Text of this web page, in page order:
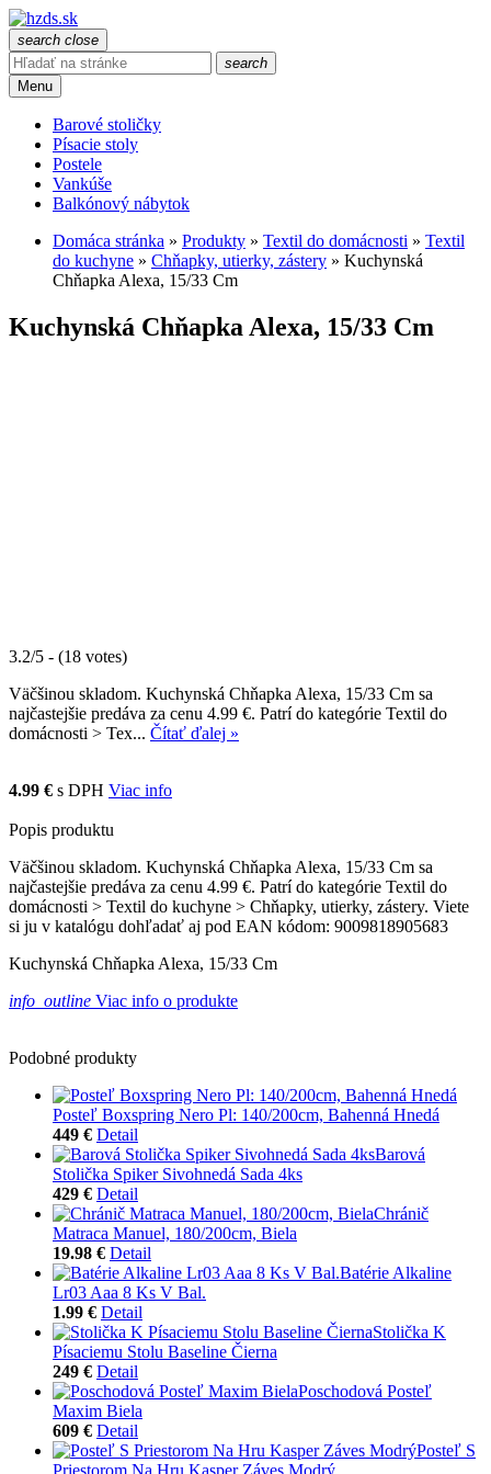
search close
search
Menu
Barové stoličky
Písacie stoly
Postele
Vankúše
Balkónový nábytok
Domáca stránka » Produkty » Textil do domácnosti » Textil
do kuchyne » Chňapky, utierky, zástery » Kuchynská
Chňapka Alexa, 15/33 Cm
Kuchynská Chňapka Alexa, 15/33 Cm
3.2/5 - (18 votes)
Väčšinou skladom. Kuchynská Chňapka Alexa, 15/33 Cm sa
najčastejšie predáva za cenu 4.99 €. Patrí do kategórie Textil do
domácnosti > Tex... Čítať ďalej »
4.99 € s DPH Viac info
Popis produktu
Väčšinou skladom. Kuchynská Chňapka Alexa, 15/33 Cm sa
najčastejšie predáva za cenu 4.99 €. Patrí do kategórie Textil do
domácnosti > Textil do kuchyne > Chňapky, utierky, zástery. Viete
si ju v katalógu dohľadať aj pod EAN kódom: 9009818905683
Kuchynská Chňapka Alexa, 15/33 Cm
info_outline Viac info o produkte
Podobné produkty
Posteľ Boxspring Nero Pl: 140/200cm, Bahenná Hnedá
449 € Detail
Barová
Stolička Spiker Sivohnedá Sada 4ks
429 € Detail
Chránič
Matraca Manuel, 180/200cm, Biela
19.98 € Detail
Batérie Alkaline
Lr03 Aaa 8 Ks V Bal.
1.99 € Detail
Stolička K
Písaciemu Stolu Baseline Čierna
249 € Detail
Poschodová Posteľ
Maxim Biela
609 € Detail
Posteľ S
Priestorom Na Hru Kasper Záves Modrý